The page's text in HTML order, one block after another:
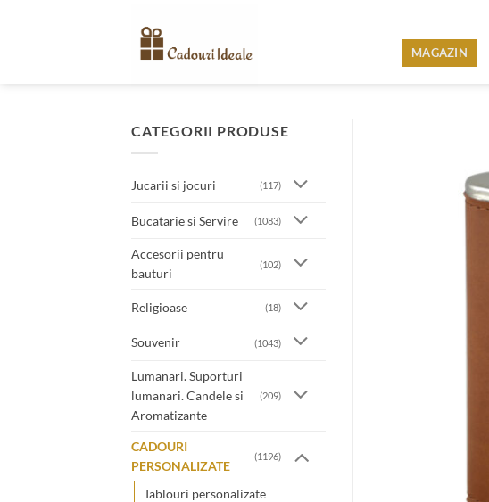
MAGAZIN
CATEGORII PRODUSE
Jucarii si jocuri (117)
Bucatarie si Servire (1083)
Accesorii pentru
bauturi
(102)
Religioase (18)
Souvenir (1043)
Lumanari. Suporturi
lumanari. Candele si
Aromatizante
(209)
CADOURI
PERSONALIZATE
(1196)
Tablouri personalizate